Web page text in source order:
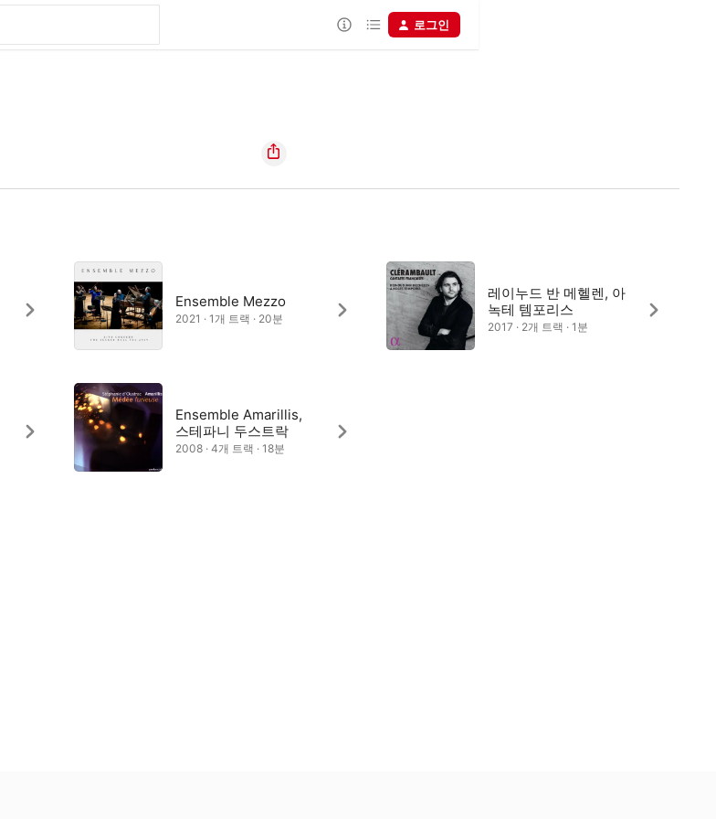
로그인
Ensemble Mezzo
2021 · 1개 트랙 · 20분
레이누드 반 메헬렌, 아
녹테 템포리스
2017 · 2개 트랙 · 1분
Ensemble Amarillis,
스테파니 두스트락
2008 · 4개 트랙 · 18분